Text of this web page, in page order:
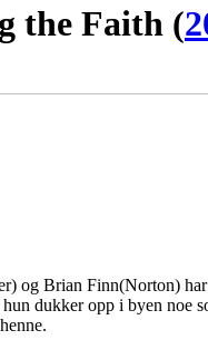
the Faith (
og Brian Finn(Norton)
dukker opp i byen noe